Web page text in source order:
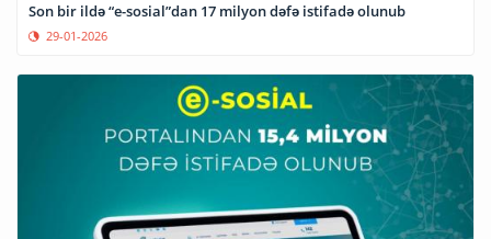
Son bir ildə “e-sosial”dan 17 milyon dəfə istifadə olunub
29-01-2026